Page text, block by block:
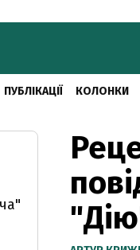
ПУБЛІКАЦІЇ КОЛОНКИ